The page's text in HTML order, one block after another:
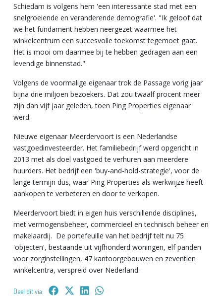
Schiedam is volgens hem 'een interessante stad met een
snelgroeiende en veranderende demografie'. "Ik geloof dat
we het fundament hebben neergezet waarmee het
winkelcentrum een succesvolle toekomst tegemoet gaat.
Het is mooi om daarmee bij te hebben gedragen aan een
levendige binnenstad."
Volgens de voormalige eigenaar trok de Passage vorig jaar
bijna drie miljoen bezoekers. Dat zou twaalf procent meer
zijn dan vijf jaar geleden, toen Ping Properties eigenaar
werd.
Nieuwe eigenaar Meerdervoort is een Nederlandse
vastgoedinvesteerder. Het familiebedrijf werd opgericht in
2013 met als doel vastgoed te verhuren aan meerdere
huurders. Het bedrijf een 'buy-and-hold-strategie', voor de
lange termijn dus, waar Ping Properties als werkwijze heeft
aankopen te verbeteren en door te verkopen.
Meerdervoort biedt in eigen huis verschillende disciplines,
met vermogensbeheer, commercieel en technisch beheer en
makelaardij. De portefeuille van het bedrijf telt nu 75
'objecten', bestaande uit vijfhonderd woningen, elf panden
voor zorginstellingen, 47 kantoorgebouwen en zeventien
winkelcentra, verspreid over Nederland.
Deel dit via: